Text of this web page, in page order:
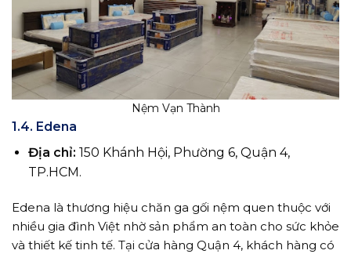
Nệm Vạn Thành
1.4. Edena
Địa chỉ: 150 Khánh Hội, Phường 6, Quận 4,
TP.HCM.
Edena là thương hiệu chăn ga gối nệm quen thuộc với
nhiều gia đình Việt nhờ sản phẩm an toàn cho sức khỏe
và thiết kế tinh tế. Tại cửa hàng Quận 4, khách hàng có